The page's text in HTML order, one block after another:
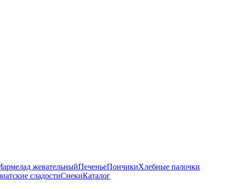
жевательныйПеченьеПончикиХлебные палочки
сладостиСнекиКаталог